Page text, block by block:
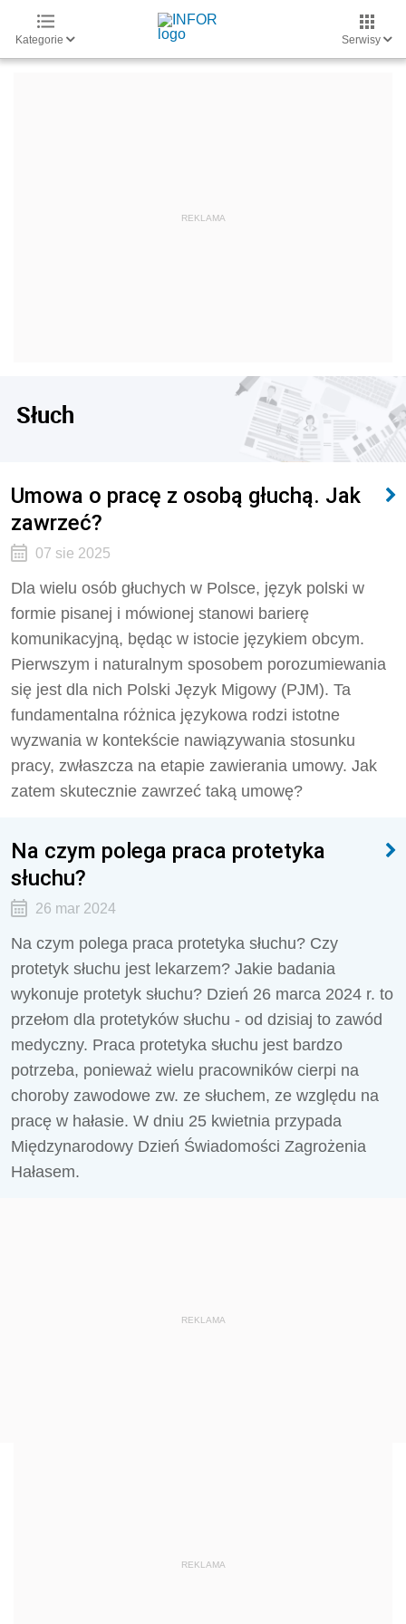
Kategorie Serwisy
Słuch
Umowa o pracę z osobą głuchą. Jak
zawrzeć?
07 sie 2025
Dla wielu osób głuchych w Polsce, język polski w
formie pisanej i mówionej stanowi barierę
komunikacyjną, będąc w istocie językiem obcym.
Pierwszym i naturalnym sposobem porozumiewania
się jest dla nich Polski Język Migowy (PJM). Ta
fundamentalna różnica językowa rodzi istotne
wyzwania w kontekście nawiązywania stosunku
pracy, zwłaszcza na etapie zawierania umowy. Jak
zatem skutecznie zawrzeć taką umowę?
Na czym polega praca protetyka
słuchu?
26 mar 2024
Na czym polega praca protetyka słuchu? Czy
protetyk słuchu jest lekarzem? Jakie badania
wykonuje protetyk słuchu? Dzień 26 marca 2024 r. to
przełom dla protetyków słuchu - od dzisiaj to zawód
medyczny. Praca protetyka słuchu jest bardzo
potrzeba, ponieważ wielu pracowników cierpi na
choroby zawodowe zw. ze słuchem, ze względu na
pracę w hałasie. W dniu 25 kwietnia przypada
Międzynarodowy Dzień Świadomości Zagrożenia
Hałasem.
REKLAMA
REKLAMA